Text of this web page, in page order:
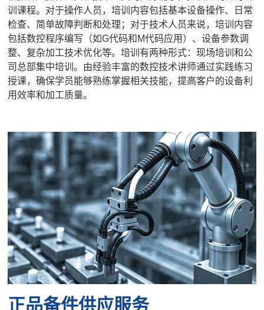
训课程。对于操作人员，培训内容包括基本设备操作、日常
检查、简单故障判断和处理；对于技术人员来说，培训内容
包括数控程序编写（如G代码和M代码应用）、设备参数调
整、复杂加工技术优化等。培训有两种形式：现场培训和公
司总部集中培训。由经验丰富的数控技术讲师通过实践练习
授课，确保学员能够熟练掌握相关技能，提高客户的设备利
用效率和加工质量。
正品备件供应服务